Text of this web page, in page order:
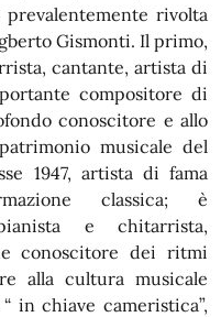
prevalentemente rivolta
Gismonti. Il primo,
cantante, artista di
compositore di
conoscitore e allo
musicale del
1947, artista di fama
classica; è
e chitarrista,
conoscitore dei ritmi
alla cultura musicale
in chiave cameristica”,